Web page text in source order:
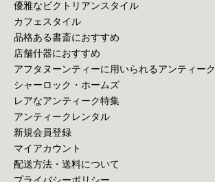
優雅なビクトリアンスタイル
カフェスタイル
品格ある書斎におすすめ
店舗什器におすすめ
アフタヌーンティーに用いられるアンティーク
シャーロック・ホームズ
レアなアンティーク特集
アンティークレンタル
新規会員登録
マイアカウント
配送方法・送料について